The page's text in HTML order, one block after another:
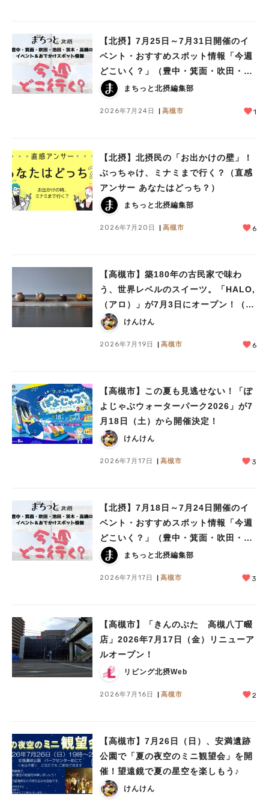
【北摂】7月25日～7月31日開催のイ
ベント・おすすめスポット情報「今週
どこいく？」（豊中・箕面・吹田・池
田・茨木・高槻）
まちっと北摂編集部
2026年7月24日 高槻市 1
【北摂】北摂民の「お出かけの壁」！
ぶっちゃけ、ミナミまで行く？（直感
アンサー あなたはどっち？）
まちっと北摂編集部
2026年7月20日 高槻市 6
【高槻市】築180年の古民家で味わ
う、世界レベルのスイーツ。「HALO,
（アロ）」が7月3日にオープン！（教
えたい/教えて）
けんけん
2026年7月19日 高槻市 6
【高槻市】この夏も見逃せない！「ぽ
よじゃぶウォーターパーク2026」が7
月18日（土）から開催決定！
けんけん
2026年7月17日 高槻市 3
【北摂】7月18日～7月24日開催のイ
ベント・おすすめスポット情報「今週
どこいく？」（豊中・箕面・吹田・池
田・茨木・高槻）
まちっと北摂編集部
2026年7月17日 高槻市 3
【高槻市】「きんのぶた 高槻八丁畷
店」2026年7月17日（金）リニューア
ルオープン！
リビング北摂Web
2026年7月16日 高槻市 2
【高槻市】7月26日（日）、安満遺跡
公園で「夏の夜空のミニ観望会」を開
催！望遠鏡で夏の星空を楽しもう♪
けんけん